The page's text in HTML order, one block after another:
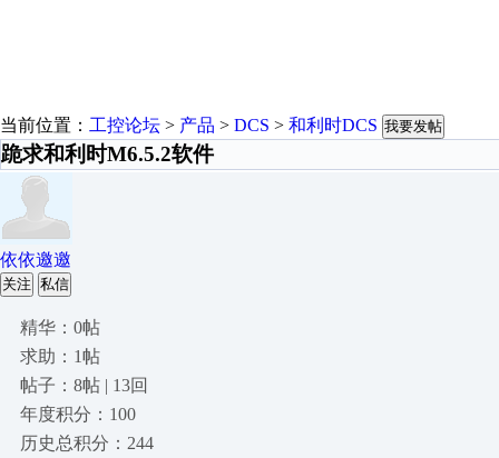
当前位置： 工控论坛 > 产品 > DCS > 和利时DCS 我要发帖
跪求和利时M6.5.2软件
依依邀邀
关注 私信
精华：0帖
求助：1帖
帖子：8帖 | 13回
年度积分：100
历史总积分：244